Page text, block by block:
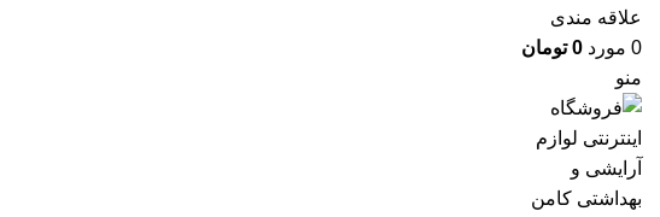
علاقه مندی
0 مورد 0 تومان
منو